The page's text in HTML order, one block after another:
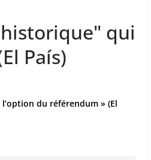
qui
País)
du référendum » (El